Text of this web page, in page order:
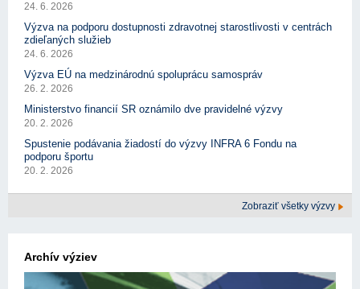
24. 6. 2026
Výzva na podporu dostupnosti zdravotnej starostlivosti v centrách
zdieľaných služieb
24. 6. 2026
Výzva EÚ na medzinárodnú spoluprácu samospráv
26. 2. 2026
Ministerstvo financií SR oznámilo dve pravidelné výzvy
20. 2. 2026
Spustenie podávania žiadostí do výzvy INFRA 6 Fondu na
podporu športu
20. 2. 2026
Zobraziť všetky výzvy
Archív výziev